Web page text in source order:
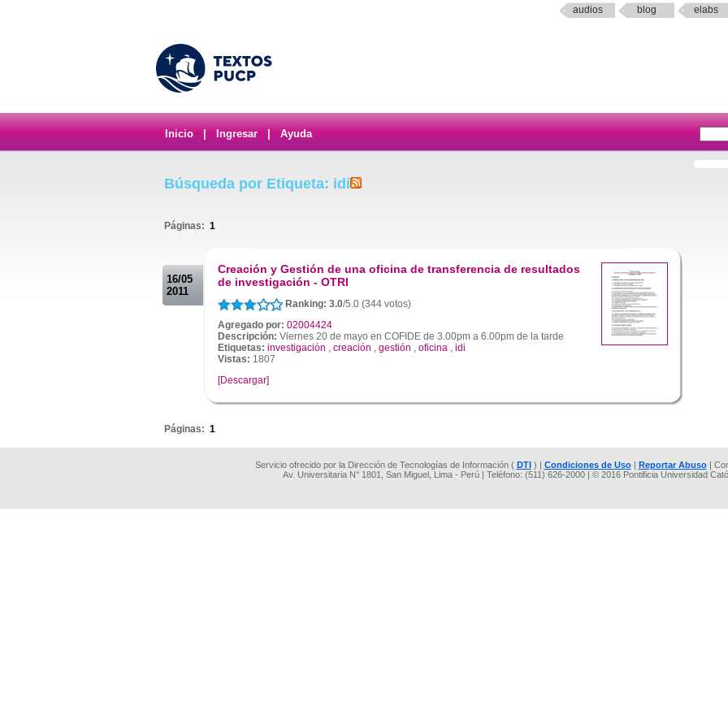
audios blog elabs
Inicio Ingresar Ayuda
Búsqueda por Etiqueta: idi
Páginas: 1
16/05
2011
Creación y Gestión de una oficina de transferencia de resultados
de investigación - OTRI
Ranking: 3.0/5.0 (344 votos)
Agregado por: 02004424
Descripción: Viernes 20 de mayo en COFIDE de 3.00pm a 6.00pm de la tarde
Etiquetas: investigación , creación , gestión , oficina , idi
Vistas: 1807
[Descargar]
Páginas: 1
Servicio ofrecido por la Dirección de Tecnologías de Información ( DTI) | Condiciones de Uso| Reportar Abuso|
Av. Universitaria N° 1801, San Miguel, Lima - Perú | Teléfono: (511) 626-2000 | © 2016 Pontificia Universidad